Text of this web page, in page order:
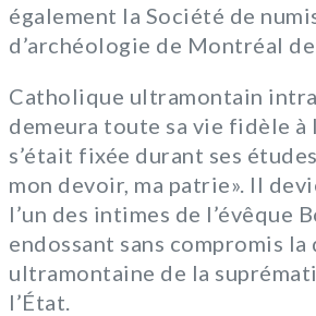
également la Société de
d’archéologie de Montréal
Catholique ultramontain
demeura toute sa vie fidèle à
s’était fixée durant ses
mon devoir, ma patrie». Il
l’un des intimes de l’évêque
endossant sans compromis
ultramontaine de la
l’État.